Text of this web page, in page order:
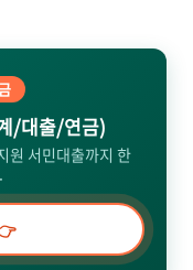
/대출/연금)
원 서민대출까지 한